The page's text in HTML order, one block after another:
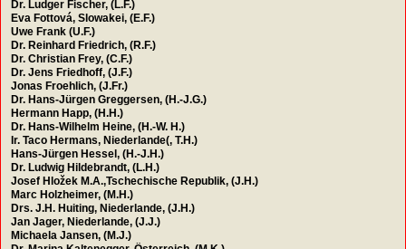
Dr. Ludger Fischer, (L.F.)
Eva Fottová, Slowakei, (E.F.)
Uwe Frank (U.F.)
Dr. Reinhard Friedrich, (R.F.)
Dr. Christian Frey, (C.F.)
Dr. Jens Friedhoff, (J.F.)
Jonas Froehlich, (J.Fr.)
Dr. Hans-Jürgen Greggersen, (H.-J.G.)
Hermann Happ, (H.H.)
Dr. Hans-Wilhelm Heine, (H.-W. H.)
Ir. Taco Hermans, Niederlande(, T.H.)
Hans-Jürgen Hessel, (H.-J.H.)
Dr. Ludwig Hildebrandt, (L.H.)
Josef Hložek M.A.,Tschechische Republik, (J.H.)
Marc Holzheimer, (M.H.)
Drs. J.H. Huiting, Niederlande, (J.H.)
Jan Jager, Niederlande, (J.J.)
Michaela Jansen, (M.J.)